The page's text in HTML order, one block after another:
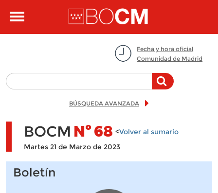
Toggle
Fecha y hora oficial
Comunidad de Madrid
BÚSQUEDA AVANZADA
BOCM Nº68 <Volver al sumario
Martes 21 de Marzo de 2023
Boletín